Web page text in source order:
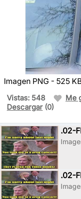
Imagen PNG - 525
Vistas: 548 Me
Descargar (0)
.02-
.02-